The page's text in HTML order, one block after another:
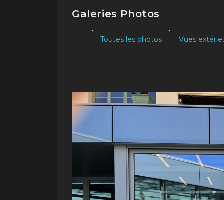
Galeries Photos
Toutes les photos Vues